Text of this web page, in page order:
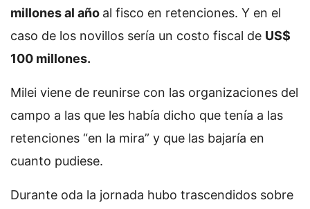
millones al año al fisco en retenciones. Y en el
caso de los novillos sería un costo fiscal de US$
100 millones.
Milei viene de reunirse con las organizaciones del
campo a las que les había dicho que tenía a las
retenciones “en la mira” y que las bajaría en
cuanto pudiese.
Durante oda la jornada hubo trascendidos sobre